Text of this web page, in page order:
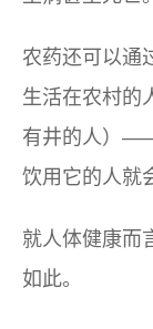
农药还可以通
生活在农村的
有井的人）
饮用它的人就
就人体健康而
如此。